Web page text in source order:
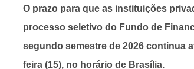
O prazo para que as instituições
processo seletivo do Fundo de
segundo semestre de 2026 continua
feira (15), no horário de Brasília.